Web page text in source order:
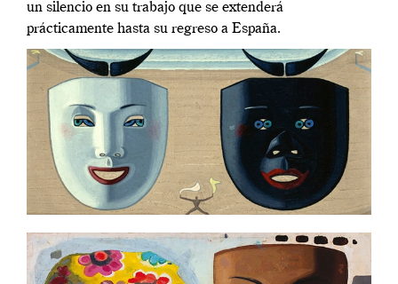
un silencio en su trabajo que se extenderá
prácticamente hasta su regreso a España.